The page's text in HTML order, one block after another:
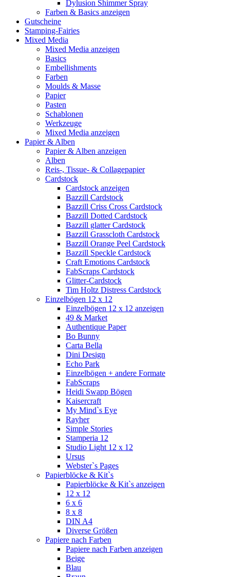
Dylusion Shimmer Spray
Farben & Basics anzeigen
Gutscheine
Stamping-Fairies
Mixed Media
Mixed Media anzeigen
Basics
Embellishments
Farben
Moulds & Masse
Papier
Pasten
Schablonen
Werkzeuge
Mixed Media anzeigen
Papier & Alben
Papier & Alben anzeigen
Alben
Reis-, Tissue- & Collagepapier
Cardstock
Cardstock anzeigen
Bazzill Cardstock
Bazzill Criss Cross Cardstock
Bazzill Dotted Cardstock
Bazzill glatter Cardstock
Bazzill Grasscloth Cardstock
Bazzill Orange Peel Cardstock
Bazzill Speckle Cardstock
Craft Emotions Cardstock
FabScraps Cardstock
Glitter-Cardstock
Tim Holtz Distress Cardstock
Einzelbögen 12 x 12
Einzelbögen 12 x 12 anzeigen
49 & Market
Authentique Paper
Bo Bunny
Carta Bella
Dini Design
Echo Park
Einzelbögen + andere Formate
FabScraps
Heidi Swapp Bögen
Kaisercraft
My Mind`s Eye
Rayher
Simple Stories
Stamperia 12
Studio Light 12 x 12
Ursus
Webster`s Pages
Papierblöcke & Kit`s
Papierblöcke & Kit`s anzeigen
12 x 12
6 x 6
8 x 8
DIN A4
Diverse Größen
Papiere nach Farben
Papiere nach Farben anzeigen
Beige
Blau